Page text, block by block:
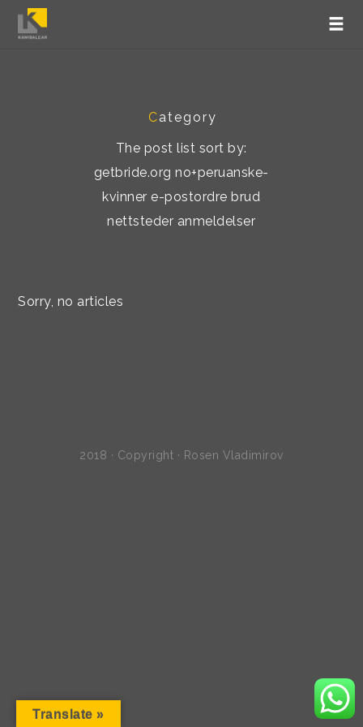
Category
The post list sort by:
getbride.org no+peruanske-
kvinner e-postordre brud
nettsteder anmeldelser
Sorry, no articles
2018 · Copyright · Rosen Vladimirov
Translate »